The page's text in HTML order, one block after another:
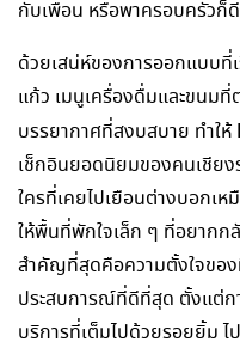
กับเพื่อน หรือพาครอบครัวก็
ด้วยเสน่ห์ของการออกแบบ
แก้ว เมนูเครื่องดื่มและขนม
บรรยากาศที่สงบสบาย ทำให้
เช็กอินยอดนิยมของคนเชียง
ใครที่เคยไปเยือนต่างบอกเ
ให้พื้นที่พักใจเล็ก ๆ ที่อยากก
สำคัญที่สุดคือความตั้งใจขอ
ประสบการณ์ที่ดีที่สุด ตั้งแต่ก
บริการที่เต็มไปด้วยรอยยิ้ม ไ